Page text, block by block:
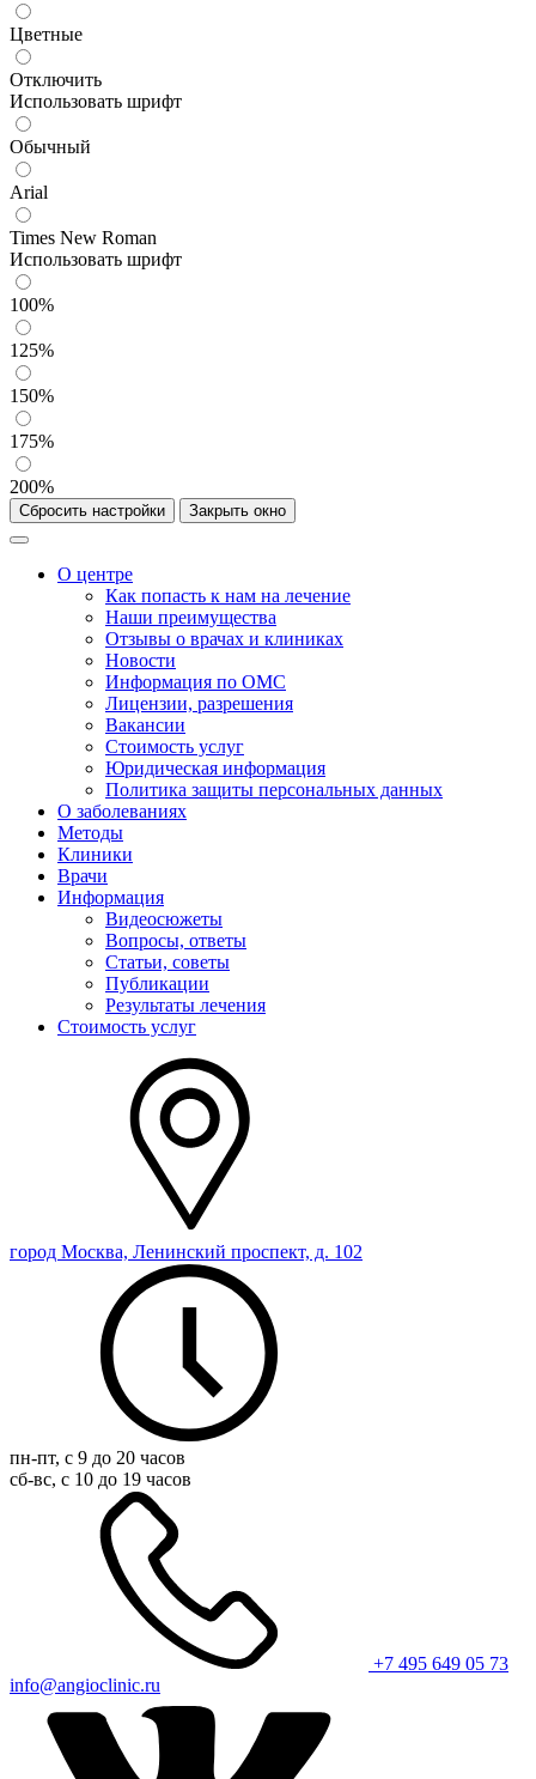
Цветные
Отключить
Использовать шрифт
Обычный
Arial
Times New Roman
Использовать шрифт
100%
125%
150%
175%
200%
Сбросить настройки Закрыть окно
О центре
Как попасть к нам на лечение
Наши преимущества
Отзывы о врачах и клиниках
Новости
Информация по ОМС
Лицензии, разрешения
Вакансии
Стоимость услуг
Юридическая информация
Политика защиты персональных данных
О заболеваниях
Методы
Клиники
Врачи
Информация
Видеосюжеты
Вопросы, ответы
Статьи, советы
Публикации
Результаты лечения
Стоимость услуг
город Москва, Ленинский проспект, д. 102
пн-пт, с 9 до 20 часов
сб-вс, с 10 до 19 часов
+7 495 649 05 73
info@angioclinic.ru